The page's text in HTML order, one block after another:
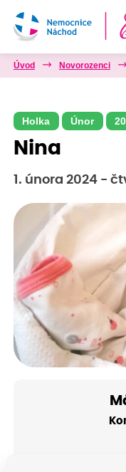
Úvod Novorozenci
Holka Únor
Nina
1. února 2024 -